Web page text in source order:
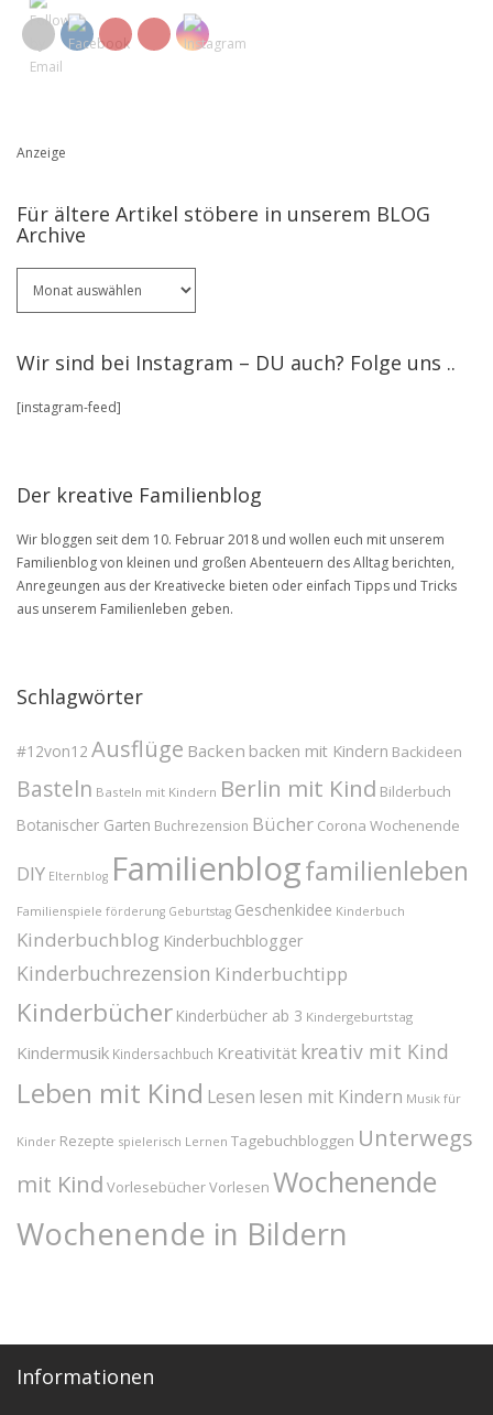
Anzeige
Für ältere Artikel stöbere in unserem BLOG
Archive
ältere
in
BLOG
Wir sind bei Instagram – DU auch? Folge uns ..
[instagram-feed]
Der kreative Familienblog
Wir bloggen seit dem 10. Februar 2018 und wollen euch mit unserem
Familienblog von kleinen und großen Abenteuern des Alltag berichten,
Anregeungen aus der Kreativecke bieten oder einfach Tipps und Tricks
aus unserem Familienleben geben.
Schlagwörter
#12von12 Ausflüge Backen backen mit Kindern Backideen
Basteln Basteln mit Kindern Berlin mit Kind Bilderbuch
Botanischer Garten Buchrezension Bücher Corona Wochenende
DIY Elternblog Familienblogfamilienleben
Familienspiele förderung Geburtstag Geschenkidee Kinderbuch
Kinderbuchblog Kinderbuchblogger
Kinderbuchrezension Kinderbuchtipp
Kinderbücher Kinderbücher ab 3 Kindergeburtstag
Kindermusik Kindersachbuch Kreativität kreativ mit Kind
Leben mit Kind Lesen lesen mit Kindern Musik für
Kinder Rezepte spielerisch Lernen Tagebuchbloggen Unterwegs
mit Kind VorlesebücherVorlesen Wochenende
Wochenende in Bildern
Informationen